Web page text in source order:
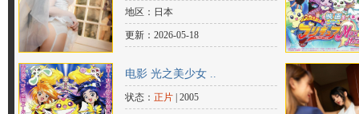
李依 富田美忧 水濑祈 置鲇龙太郎 大
空直美 安元洋贵 福山润 浪川大辅 岩
田光央 玄田哲章 绿川光 梶原岳人 岸
尾大辅
地区：日本
更新：2026-05-18
电影 光之美少女 ..
状态： 正片 | 2005